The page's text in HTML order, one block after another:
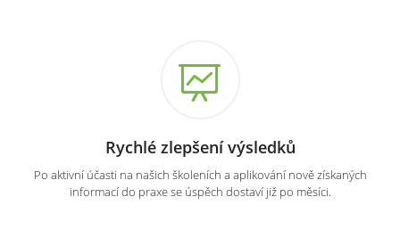
Rychlé zlepšení výsledků
Po aktivní účasti na našich školeních a aplikování nově získaných
informací do praxe se úspěch dostaví již po měsíci.